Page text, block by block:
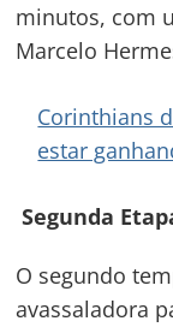
minutos, com
Marcelo
Corinthians
estar
Segunda
O segundo
avassaladora